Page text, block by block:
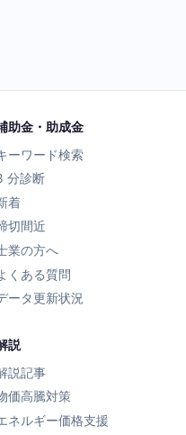
助金・助成金
ーワード検索
分診断
着
切間近
業の方へ
くある質問
ータ更新状況
説
説記事
価高騰対策
ネルギー価格支援